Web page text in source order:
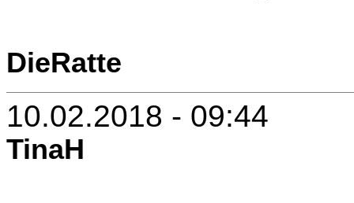
DieRatte
10.02.2018 - 09:44
TinaH